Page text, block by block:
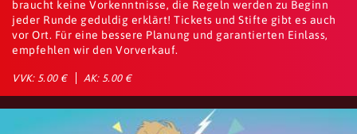
braucht keine Vorkenntnisse, die Regeln werden zu Beginn
jeder Runde geduldig erklärt! Tickets und Stifte gibt es auch
vor Ort. Für eine bessere Planung und garantierten Einlass,
empfehlen wir den Vorverkauf.
VVK: 5.00 € AK: 5.00 €